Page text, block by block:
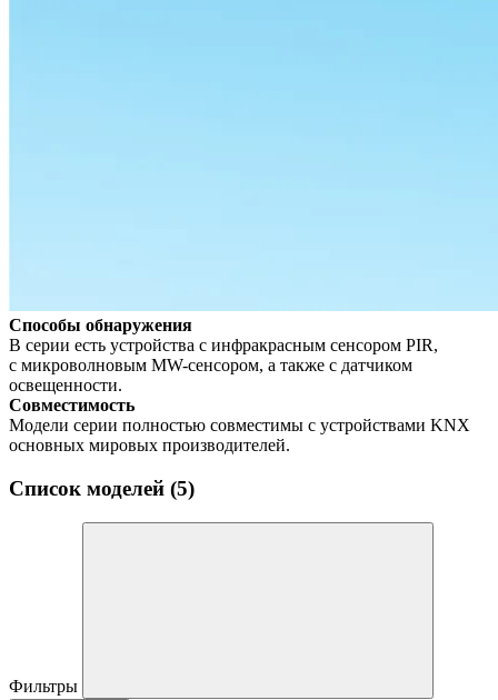
Способы обнаружения
В серии есть устройства с инфракрасным сенсором PIR,
с микроволновым MW-сенсором, а также с датчиком
освещенности.
Совместимость
Модели серии полностью совместимы с устройствами KNX
основных мировых производителей.
Список моделей (5)
Фильтры